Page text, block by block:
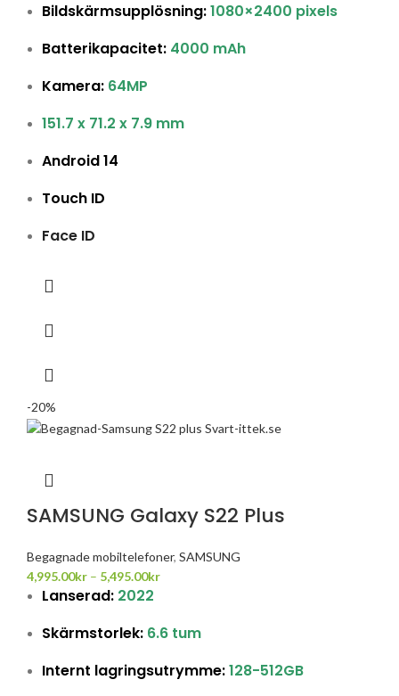
Bildskärmsupplösning:1080×2400 pixels
Batterikapacitet: 4000 mAh
Kamera: 64MP
151.7 x 71.2 x 7.9 mm
Android 14
Touch ID
Face ID
-20%
SAMSUNG Galaxy S22 Plus
Begagnade mobiltelefoner, SAMSUNG
4,995.00kr – 5,495.00kr
Lanserad: 2022
Skärmstorlek: 6.6 tum
Internt lagringsutrymme:128-512GB